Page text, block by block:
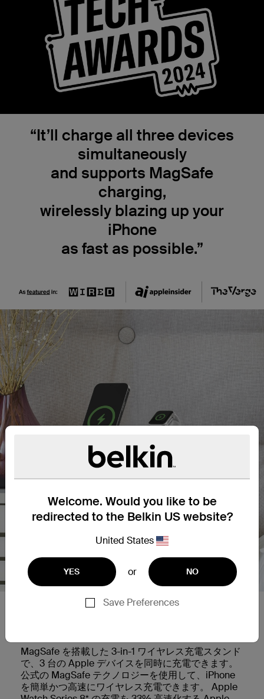
Welcome. Would you like to be
redirected to the Belkin US website?
United States
YES or NO
Save Preferences
“It’ll charge all three devices
simultaneously
and supports MagSafe
charging,
wirelessly blazing up your
iPhone
as fast as possible.”
Apple MagSafe テクノロジー
MagSafe を搭載した 3-in-1 ワイヤレス充電スタンド
で、3 台の Apple デバイスを同時に充電できます。
公式の MagSafe テクノロジーを使用して、iPhone
を簡単かつ高速にワイヤレス充電できます。 Apple